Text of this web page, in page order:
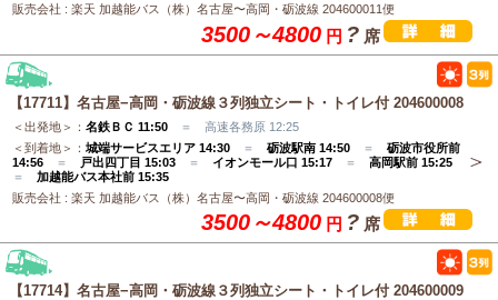
販売会社 : 楽天 加越能バス（株）名古屋〜高岡・砺波線 204600011便
3500～4800 円 ? 席
【17711】名古屋−高岡・砺波線３列独立シート・トイレ付 204600008
＜出発地＞： 名鉄ＢＣ 11:50 ＝ 高速各務原 12:25
＜到着地＞： 城端サービスエリア 14:30 ＝ 砺波駅南 14:50 ＝ 砺波市役所前
14:56 ＝ 戸出四丁目 15:03 ＝ イオンモール口 15:17 ＝ 高岡駅前 15:25
＝ 加越能バス本社前 15:35
販売会社 : 楽天 加越能バス（株）名古屋〜高岡・砺波線 204600008便
3500～4800 円 ? 席
【17714】名古屋−高岡・砺波線３列独立シート・トイレ付 204600009